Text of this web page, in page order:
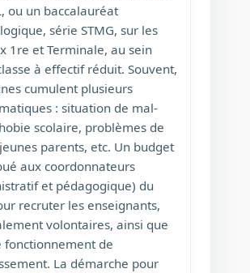
ou un baccalauréat
série STMG, sur les
1re et Terminale, au sein
à effectif réduit. Souvent,
cumulent plusieurs
: situation de mal-
scolaire, problèmes de
parents, etc. Un budget
aux coordonnateurs
et pédagogique) du
recruter les enseignants,
volontaires, ainsi que
fonctionnement de
La démarche pour